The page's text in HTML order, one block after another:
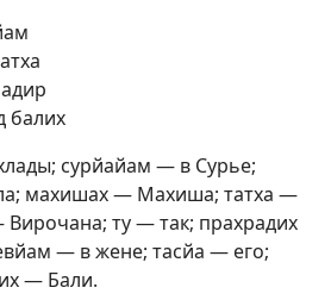
балих
сурйайам — в Сурье;
махишах — Махиша; татха —
ту — так; прахрадих
— в жене; тасйа — его;
— Бали.